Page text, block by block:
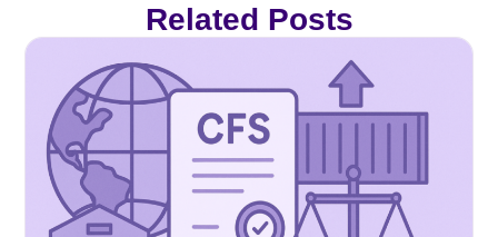
Related Posts